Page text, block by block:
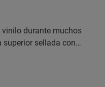
vinilo durante muchos
superior sellada con
Scratch Guard. Esta
superior frente a